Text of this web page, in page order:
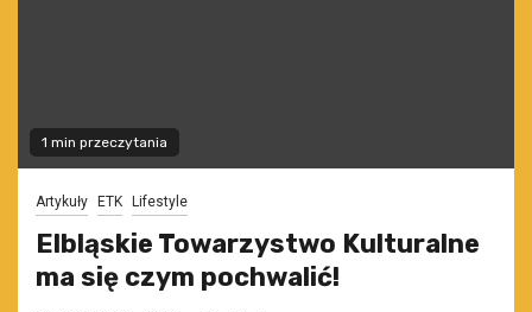
1 min przeczytania
Artykuły ETK Lifestyle
Elbląskie Towarzystwo Kulturalne
ma się czym pochwalić!